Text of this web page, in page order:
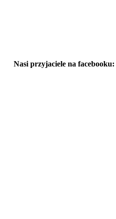
Nasi przyjaciele na facebooku: